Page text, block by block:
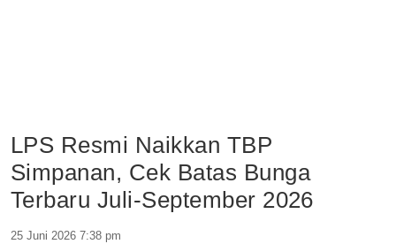
LPS Resmi Naikkan TBP
Simpanan, Cek Batas Bunga
Terbaru Juli-September 2026
25 Juni 2026 7:38 pm